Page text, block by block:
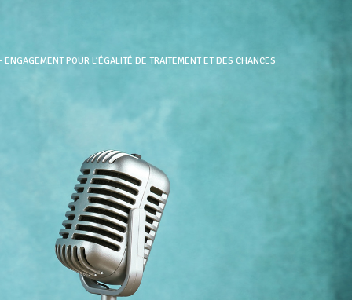
POUR L’ÉGALITÉ DE TRAITEMENT ET DES CHANCES